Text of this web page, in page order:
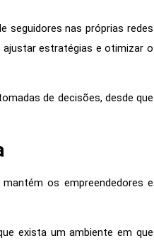
seguidores nas próprias redes
ajustar estratégias e otimizar o
de decisões, desde que
os empreendedores e
exista um ambiente em que